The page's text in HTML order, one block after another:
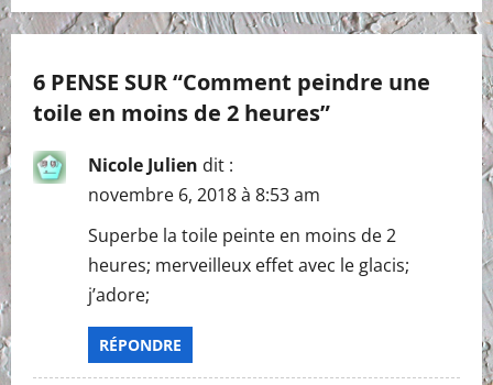
n
a
v
i
6 PENSE SUR “Comment peindre une
toile en moins de 2 heures”
Nicole Julien dit :
novembre 6, 2018 à 8:53 am
Superbe la toile peinte en moins de 2
heures; merveilleux effet avec le glacis;
j’adore;
RÉPONDRE